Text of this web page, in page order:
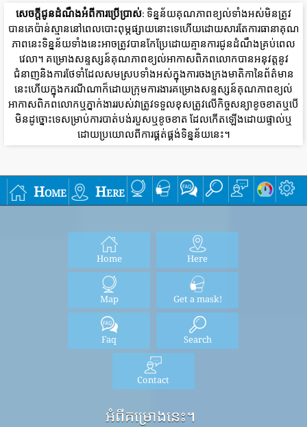
សេចក្តីជូនដំណឹងអំពីការប្រើប្រាស់: ទិន្នន័យគុណភាពខ្យល់ទាំងអស់មិនត្រូវ
បានគេប៉ាន់ស្មាននៅពេលបោះពុម្ភផ្សាយនោះទេហើយដោយសារតែការធានាគុណ
ភាពនេះទិន្នន័យទាំងនេះអាចត្រូវបានកែប្រែដោយគ្មានការជូនដំណឹងគ្រប់ពេល
វេលា។ គម្រោងសន្ទស្សន៍គុណភាពខ្យល់អាកាសពិភពលោកបានអនុវត្តនូវ
ជំនាញនិងការថែទាំដែលសមស្របទាំងអស់ក្នុងការចងក្រងមាតិកានៃព័ត៌មាន
នេះហើយក្នុងករណីណាក៏ដោយក្រុមការងារគម្រោងសន្ទស្សន៍គុណភាពខ្យល់
អាកាសពិភពលោកឬភ្នាក់ងាររបស់វាត្រូវទទួលខុសត្រូវលើកិច្ចសន្យាខូចខាតឬបើ
មិនដូច្នោះទេសម្រាប់ការបាត់បង់របួសឬខូចខាត ដែលកើតឡើងដោយផ្ទាល់ឬ
ដោយប្រយោលពីការផ្គត់ផ្គង់ទិន្នន័យនេះ។
Home Here
Home Here
Map Get a mask!
Faq Search
Contact
អំពីគម្រោងនេះ។